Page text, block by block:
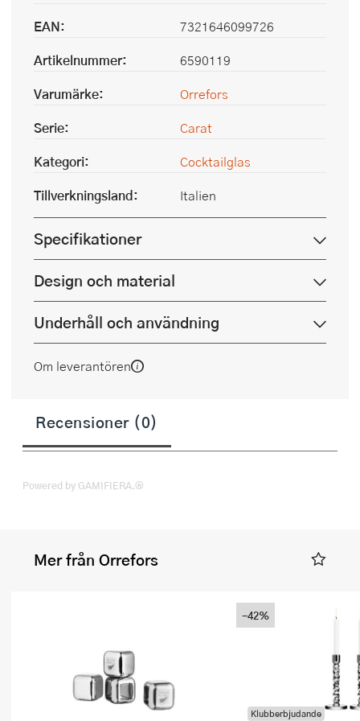
EAN:
7321646099726
Artikelnummer:
6590119
Varumärke:
Orrefors
Serie:
Carat
Kategori:
Cocktailglas
Tillverkningsland:
Italien
Specifikationer
Design och material
Underhåll och användning
Om leverantören
Recensioner (0)
Powered by GAMIFIERA.®
Mer från Orrefors
Klubberbjudande
-42%